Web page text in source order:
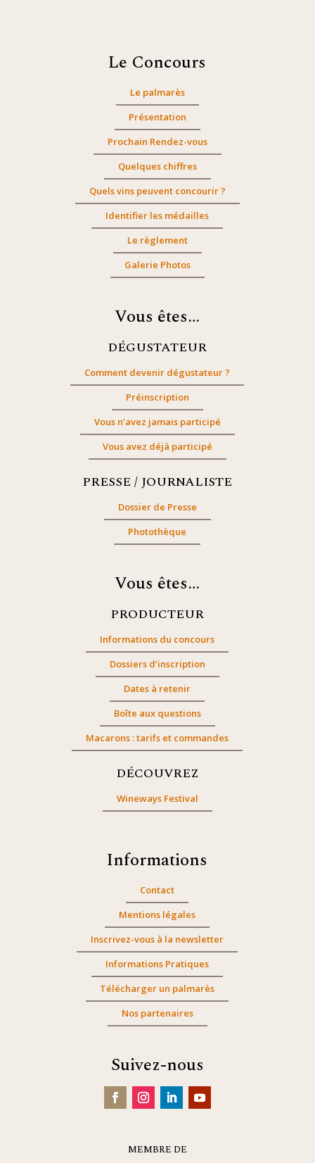
Le Concours
Le palmarès
Présentation
Prochain Rendez-vous
Quelques chiffres
Quels vins peuvent concourir ?
Identifier les médailles
Le règlement
Galerie Photos
Vous êtes…
DÉGUSTATEUR
Comment devenir dégustateur ?
Préinscription
Vous n’avez jamais participé
Vous avez déjà participé
PRESSE / JOURNALISTE
Dossier de Presse
Photothèque
Vous êtes…
PRODUCTEUR
Informations du concours
Dossiers d’inscription
Dates à retenir
Boîte aux questions
Macarons : tarifs et commandes
DÉCOUVREZ
Wineways Festival
Informations
Contact
Mentions légales
Inscrivez-vous à la newsletter
Informations Pratiques
Télécharger un palmarès
Nos partenaires
Suivez-nous
MEMBRE DE